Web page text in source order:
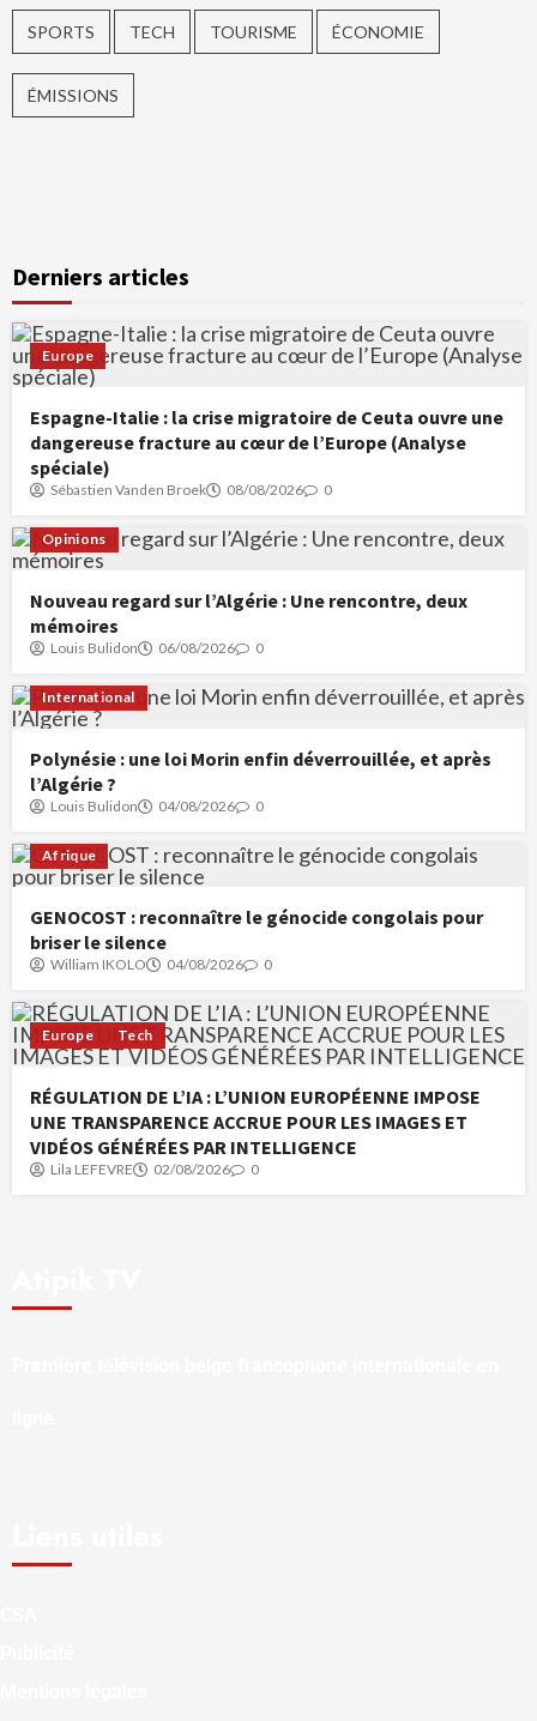
SPORTS TECH TOURISME ÉCONOMIE
ÉMISSIONS
Derniers articles
Europe
Espagne-Italie : la crise migratoire de Ceuta ouvre une
dangereuse fracture au cœur de l’Europe (Analyse
spéciale)
Sébastien Vanden Broek 08/08/2026 0
Opinions
Nouveau regard sur l’Algérie : Une rencontre, deux
mémoires
Louis Bulidon 06/08/2026 0
International
Polynésie : une loi Morin enfin déverrouillée, et après
l’Algérie ?
Louis Bulidon 04/08/2026 0
Afrique
GENOCOST : reconnaître le génocide congolais pour
briser le silence
William IKOLO 04/08/2026 0
Europe Tech
RÉGULATION DE L’IA : L’UNION EUROPÉENNE IMPOSE
UNE TRANSPARENCE ACCRUE POUR LES IMAGES ET
VIDÉOS GÉNÉRÉES PAR INTELLIGENCE
Lila LEFEVRE 02/08/2026 0